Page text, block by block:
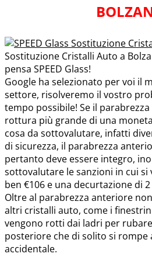
Sostituzione Cristalli Auto a
pensa SPEED Glass!
Google ha selezionato per voi il
settore, risolveremo il vostro
tempo possibile! Se il
rottura più grande di una
cosa da sottovalutare, infatti
di sicurezza, il parabrezza
pertanto deve essere integro,
sottovalutare le sanzioni in cui
ben €106 e una decurtazione di
Oltre al parabrezza anteriore
altri cristalli auto, come i
vengono rotti dai ladri per
posteriore che di solito si rompe
accidentale.